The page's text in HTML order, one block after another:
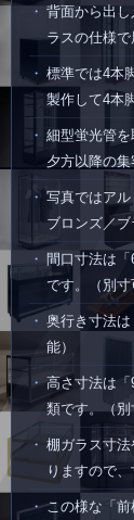
背面から出
ラスの仕様で
標準では4本
製作して4本
細型蛍光管
夕方以降の
写真ではア
ブロンズ／ブ
間口寸法は
です。（別寸
奥行き寸法
能）
高さ寸法は「
類です。（
棚ガラス寸
りますので、
この様な「